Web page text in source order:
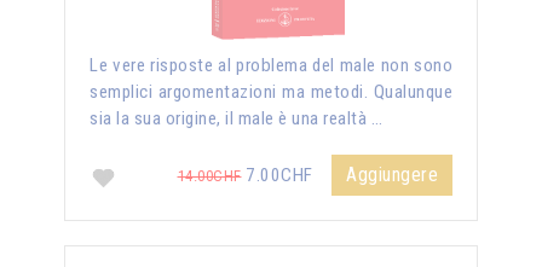
Le vere risposte al problema del male non sono
semplici argomentazioni ma metodi. Qualunque
sia la sua origine, il male è una realtà …
14.00CHF7.00CHF Aggiungere